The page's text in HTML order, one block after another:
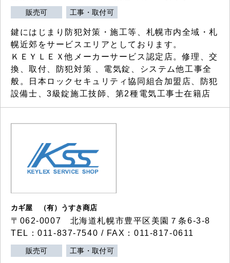
販売可 工事・取付可
鍵にはじまり防犯対策・施工等、札幌市内全域・札
幌近郊をサービスエリアとしております。
ＫＥＹＬＥＸ他メーカーサービス認定店。修理、交
換、取付、防犯対策 、電気錠、システム他工事全
般。日本ロックセキュリティ協同組合加盟店、防犯
設備士、3級錠施工技師、第2種電気工事士在籍店
カギ屋 （有）うすき商店
〒062-0007 北海道札幌市豊平区美園７条6-3-8
TEL：011-837-7540 / FAX：011-817-0611
販売可 工事・取付可